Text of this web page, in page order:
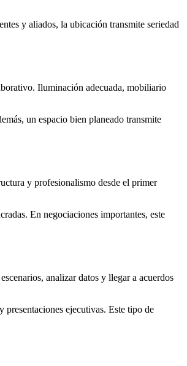
y aliados, la ubicación transmite seriedad
Iluminación adecuada, mobiliario
un espacio bien planeado transmite
y profesionalismo desde el primer
En negociaciones importantes, este
analizar datos y llegar a acuerdos
presentaciones ejecutivas. Este tipo de